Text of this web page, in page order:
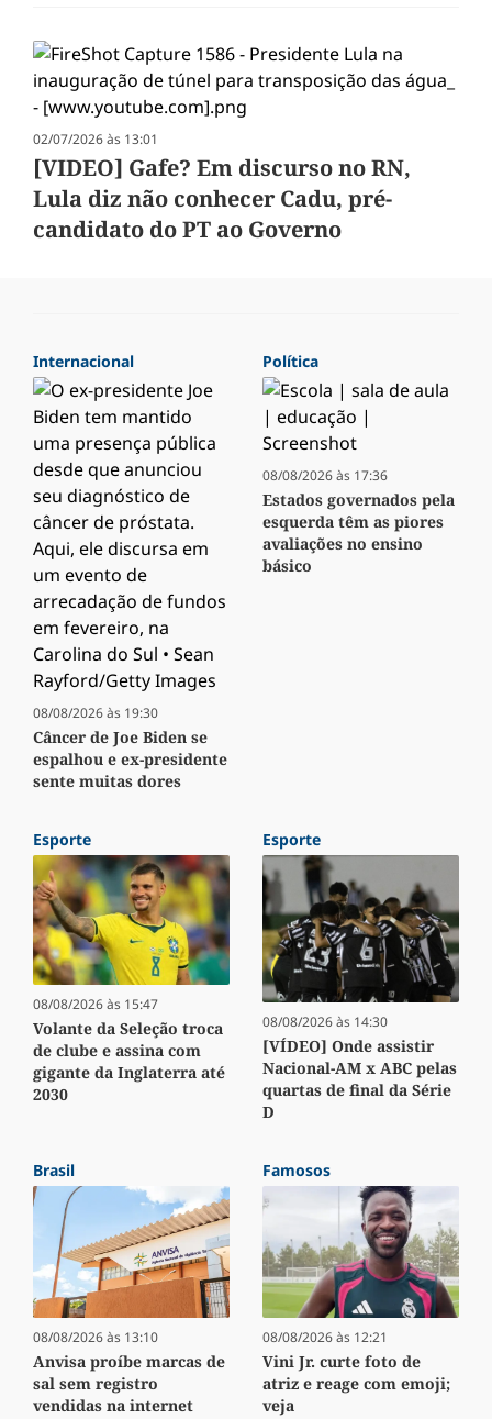
02/07/2026 às 13:01
[VIDEO] Gafe? Em discurso no RN,
Lula diz não conhecer Cadu, pré-
candidato do PT ao Governo
Internacional
08/08/2026 às 19:30
Câncer de Joe Biden se
espalhou e ex-presidente
sente muitas dores
Política
08/08/2026 às 17:36
Estados governados pela
esquerda têm as piores
avaliações no ensino
básico
Esporte
08/08/2026 às 15:47
Volante da Seleção troca
de clube e assina com
gigante da Inglaterra até
2030
Esporte
08/08/2026 às 14:30
[VÍDEO] Onde assistir
Nacional-AM x ABC pelas
quartas de final da Série
D
Brasil
08/08/2026 às 13:10
Anvisa proíbe marcas de
sal sem registro
vendidas na internet
Famosos
08/08/2026 às 12:21
Vini Jr. curte foto de
atriz e reage com emoji;
veja